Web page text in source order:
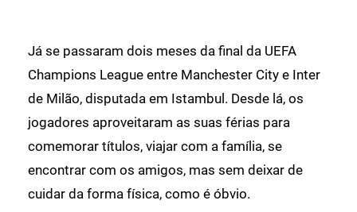
Já se passaram dois meses da final da UEFA
Champions League entre Manchester City e Inter
de Milão, disputada em Istambul. Desde lá, os
jogadores aproveitaram as suas férias para
comemorar títulos, viajar com a família, se
encontrar com os amigos, mas sem deixar de
cuidar da forma física, como é óbvio.